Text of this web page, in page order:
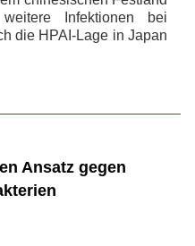
Infektionen bei
die HPAI-Lage in Japan
Ansatz gegen